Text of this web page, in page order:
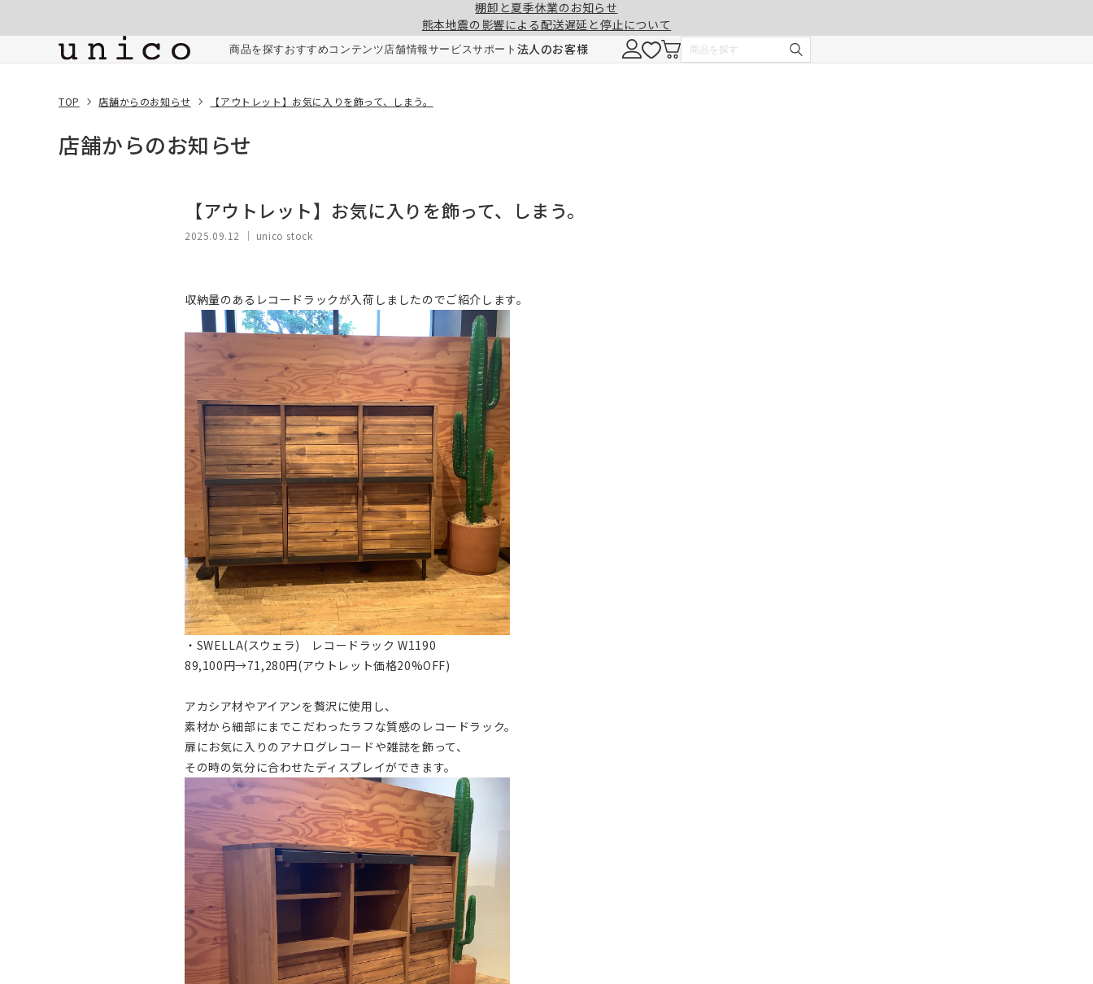
棚卸と夏季休業のお知らせ
熊本地震の影響による配送遅延と停止について
商品を探す おすすめコンテンツ 店舗情報サービスサポート 法人のお客様
TOP 店舗からのお知らせ 【アウトレット】お気に入りを飾って、しまう。
店舗からのお知らせ
【アウトレット】お気に入りを飾って、しまう。
2025.09.12 ｜ unico stock
収納量のあるレコードラックが入荷しましたのでご紹介します。
・SWELLA(スウェラ) レコードラック W1190
89,100円→71,280円(アウトレット価格20%OFF)
アカシア材やアイアンを贅沢に使用し、
素材から細部にまでこだわったラフな質感のレコードラック。
扉にお気に入りのアナログレコードや雑誌を飾って、
その時の気分に合わせたディスプレイができます。